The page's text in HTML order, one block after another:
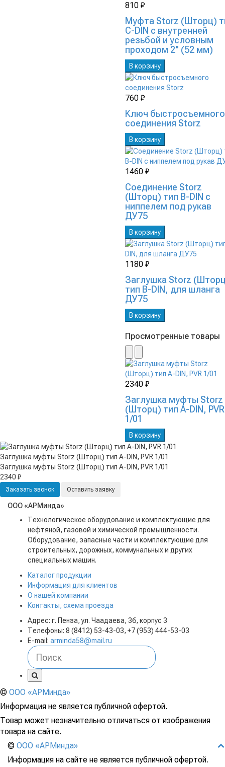
810 ₽
Муфта Storz (Шторц)
C-DIN с внутренней
резьбой и условным
проходом 2" (52 мм)
В корзину
760 ₽
Ключ быстросъемного
соединения Storz
В корзину
1460 ₽
Соединение Storz
(Шторц) тип B-DIN с
ниппелем под рукав
ДУ75
В корзину
1180 ₽
Заглушка Storz
тип B-DIN, для шланга
ДУ75
В корзину
Просмотренные товары
2340 ₽
Заглушка муфты Storz
(Шторц) тип А-DIN, PVR
1/01
В корзину
Заглушка муфты Storz (Шторц) тип А-DIN, PVR 1/01
Заглушка муфты Storz (Шторц) тип А-DIN, PVR 1/01
2340 ₽
Заказать звонок Оставить заявку
ООО «АРМинда»
Технологическое оборудование и комплектующие для
нефтяной, газовой и химической промышленности.
Оборудование, запасные части и комплектующие для
строительных, дорожных, коммунальных и других
специальных машин.
Каталог продукции
Информация для клиентов
О нашей компании
Контакты, схема проезда
Адрес: г. Пенза, ул. Чаадаева, 36, корпус 3
Телефоны: 8 (8412) 53-43-03, +7 (953) 444-53-03
E-mail: arminda58@mail.ru
© ООО «АРМинда»
Информация не является публичной офертой.
Товар может незначительно отличаться от изображения
товара на сайте.
© ООО «АРМинда»
Информация на сайте не является публичной офертой.